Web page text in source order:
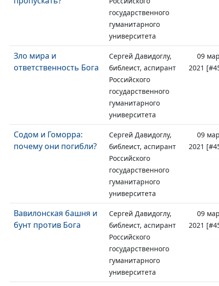
государственного
гуманитарного
университета
Зло мира и
ответственность Бога
Сергей Давидоглу,
библеист, аспирант
Российского
государственного
гуманитарного
университета
09
2021
Содом и Гоморра:
почему они погибли?
Сергей Давидоглу,
библеист, аспирант
Российского
государственного
гуманитарного
университета
09
2021
Вавилонская башня и
бунт против Бога
Сергей Давидоглу,
библеист, аспирант
Российского
государственного
гуманитарного
университета
09
2021